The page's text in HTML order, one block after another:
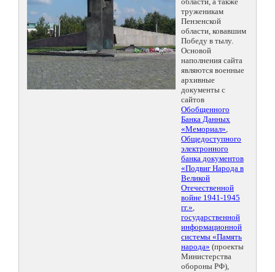
труженикам
Пензенской
области, ковавшим
Победу в тылу.
Основой
наполнения сайта
являются военные
архивные
документы с
сайтов
Обобщенного
Банка Данных
«Мемориал»,
Общедоступного
электронного
банка документов
«Подвиг Народа в
Великой
Отечественной
войне 1941-1945
гг.»,
государственной
информационной
системы «Память
народа» (проекты
Министерства
обороны РФ),